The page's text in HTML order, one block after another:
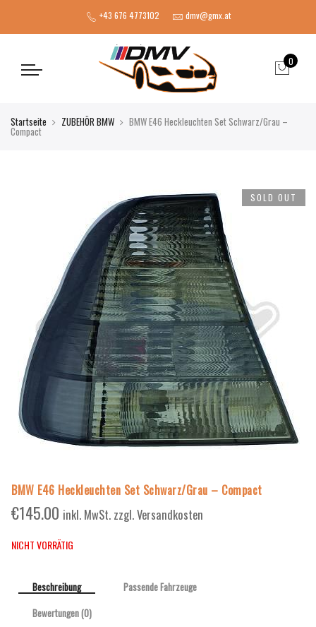
+43 676 4773102 dmv@gmx.at
0
Startseite ZUBEHÖR BMW BMW E46 Heckleuchten Set Schwarz/Grau –
Compact
SOLD OUT
BMW E46 Heckleuchten Set Schwarz/Grau – Compact
€145.00 inkl. MwSt. zzgl. Versandkosten
NICHT VORRÄTIG
Beschreibung
Passende Fahrzeuge
Bewertungen (0)